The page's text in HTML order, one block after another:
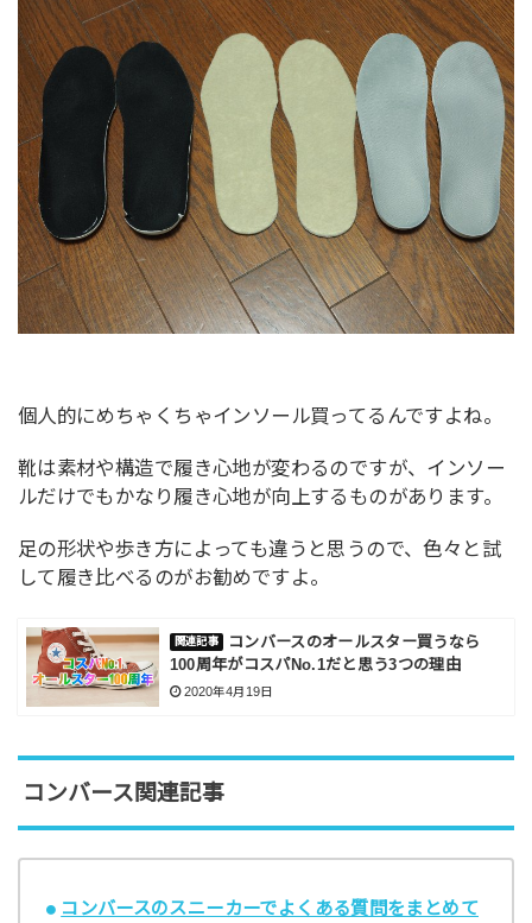
個人的にめちゃくちゃインソール買ってるんですよね。
靴は素材や構造で履き心地が変わるのですが、インソー
ルだけでもかなり履き心地が向上するものがあります。
足の形状や歩き方によっても違うと思うので、色々と試
して履き比べるのがお勧めですよ。
コンバースのオールスター買うなら
100周年がコスパNo.1だと思う3つの理由
2020年4月19日
コンバース関連記事
コンバースのスニーカーでよくある質問をまとめて